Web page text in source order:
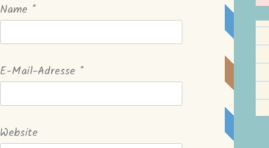
Name *
E-Mail-Adresse *
Website